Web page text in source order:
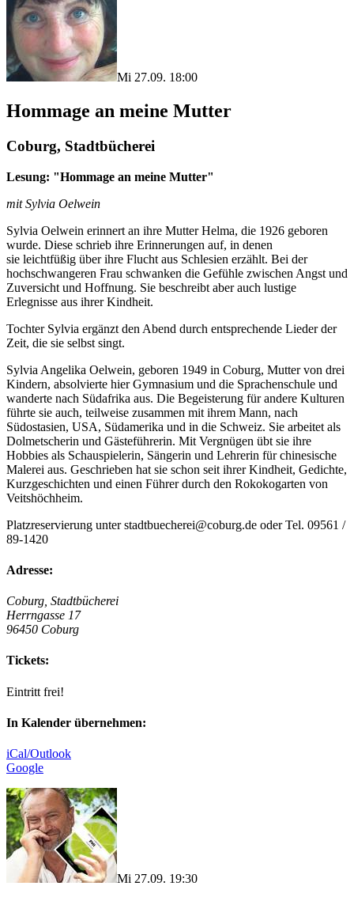
Mi 27.09. 18:00
Hommage an meine Mutter
Coburg, Stadtbücherei
Lesung: "Hommage an meine Mutter"
mit Sylvia Oelwein
Sylvia Oelwein erinnert an ihre Mutter Helma, die 1926 geboren
wurde. Diese schrieb ihre Erinnerungen auf, in denen
sie leichtfüßig über ihre Flucht aus Schlesien erzählt. Bei der
hochschwangeren Frau schwanken die Gefühle zwischen Angst und
Zuversicht und Hoffnung. Sie beschreibt aber auch lustige
Erlegnisse aus ihrer Kindheit.
Tochter Sylvia ergänzt den Abend durch entsprechende Lieder der
Zeit, die sie selbst singt.
Sylvia Angelika Oelwein, geboren 1949 in Coburg, Mutter von drei
Kindern, absolvierte hier Gymnasium und die Sprachenschule und
wanderte nach Südafrika aus. Die Begeisterung für andere Kulturen
führte sie auch, teilweise zusammen mit ihrem Mann, nach
Südostasien, USA, Südamerika und in die Schweiz. Sie arbeitet als
Dolmetscherin und Gästeführerin. Mit Vergnügen übt sie ihre
Hobbies als Schauspielerin, Sängerin und Lehrerin für chinesische
Malerei aus. Geschrieben hat sie schon seit ihrer Kindheit, Gedichte,
Kurzgeschichten und einen Führer durch den Rokokogarten von
Veitshöchheim.
Platzreservierung unter stadtbuecherei@coburg.de oder Tel. 09561 /
89-1420
Adresse:
Coburg, Stadtbücherei
Herrngasse 17
96450 Coburg
Tickets:
Eintritt frei!
In Kalender übernehmen:
iCal/Outlook
Google
Mi 27.09. 19:30